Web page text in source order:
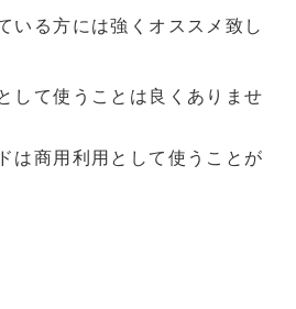
いる方には強くオススメ致し
して使うことは良くありませ
は商用利用として使うことが